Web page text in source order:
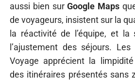
aussi bien surGoogle Maps
de voyageurs, insistent sur la
la réactivité de l’équipe, et la
l’ajustement des séjours. Les
Voyage apprécient la
des itinéraires présentés sans